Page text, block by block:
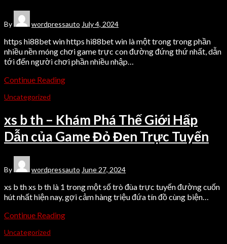
By wordpressauto July 4, 2024
https hi88bet win https hi88bet win là một trong trong phần
nhiều nền móng chơi game trực con đường đứng thứ nhất, dẫn
tới đến người chơi phần nhiều nhập…
Continue Reading
Uncategorized
xs b th – Khám Phá Thế Giới Hấp
Dẫn của Game Đỏ Đen Trực Tuyến
By wordpressauto June 27, 2024
xs b th xs b th là 1 trong một số trò đùa trực tuyến đường cuốn
hút nhất hiện nay, gợi cảm hàng triệu đứa tín đồ cùng biện…
Continue Reading
Uncategorized